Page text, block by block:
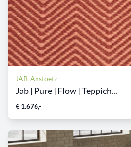
JAB-Anstoetz
Jab | Pure | Flow | Teppich...
€ 1.676,-